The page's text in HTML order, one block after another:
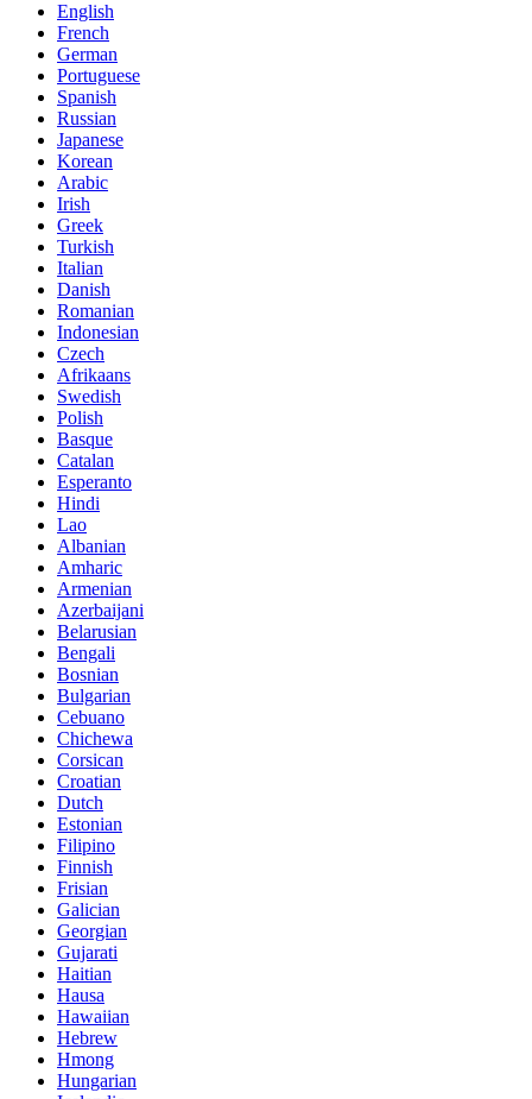
English
French
German
Portuguese
Spanish
Russian
Japanese
Korean
Arabic
Irish
Greek
Turkish
Italian
Danish
Romanian
Indonesian
Czech
Afrikaans
Swedish
Polish
Basque
Catalan
Esperanto
Hindi
Lao
Albanian
Amharic
Armenian
Azerbaijani
Belarusian
Bengali
Bosnian
Bulgarian
Cebuano
Chichewa
Corsican
Croatian
Dutch
Estonian
Filipino
Finnish
Frisian
Galician
Georgian
Gujarati
Haitian
Hausa
Hawaiian
Hebrew
Hmong
Hungarian